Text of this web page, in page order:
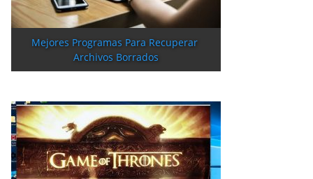
Mejores Programas Para Recuperar
Archivos Borrados